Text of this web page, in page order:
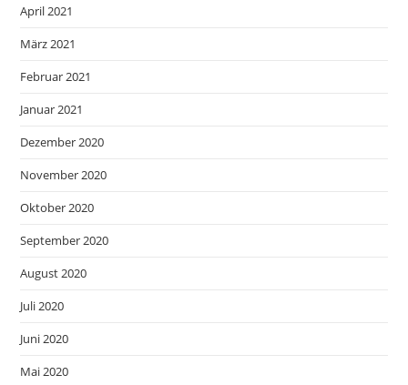
April 2021
März 2021
Februar 2021
Januar 2021
Dezember 2020
November 2020
Oktober 2020
September 2020
August 2020
Juli 2020
Juni 2020
Mai 2020